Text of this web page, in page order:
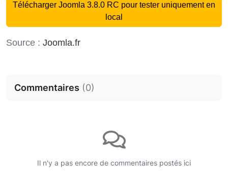
Télécharger Joomla 3.8.0 RC pour tester uniquement en
local
Source : Joomla.fr
Commentaires (0)
Il n'y a pas encore de commentaires postés ici